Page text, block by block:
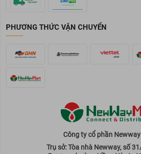
PHƯƠNG THỨC VẬN CHUYỂN
Công ty cổ phần
Trụ sở: Tòa nhà Newway, số